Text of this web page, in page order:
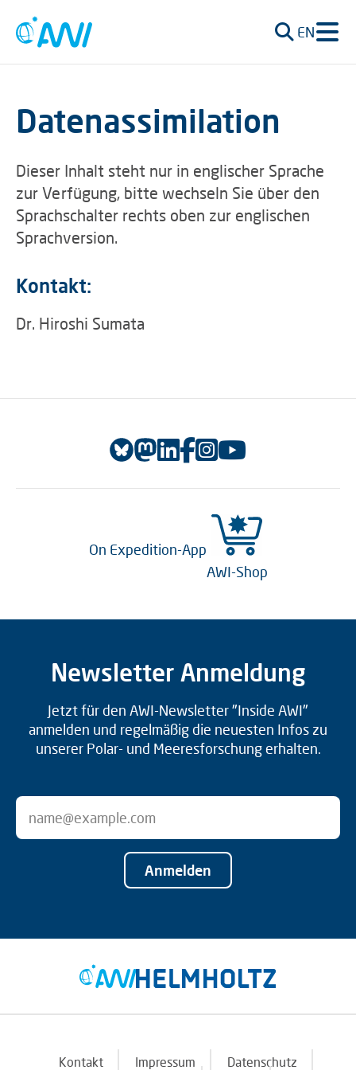
EN
Datenassimilation
Dieser Inhalt steht nur in englischer Sprache
zur Verfügung, bitte wechseln Sie über den
Sprachschalter rechts oben zur englischen
Sprachversion.
Kontakt:
Dr. Hiroshi Sumata
On Expedition-App
AWI-Shop
Newsletter Anmeldung
Jetzt für den AWI-Newsletter "Inside AWI"
anmelden und regelmäßig die neuesten Infos zu
unserer Polar- und Meeresforschung erhalten.
Anmelden
Kontakt Impressum Datenschutz